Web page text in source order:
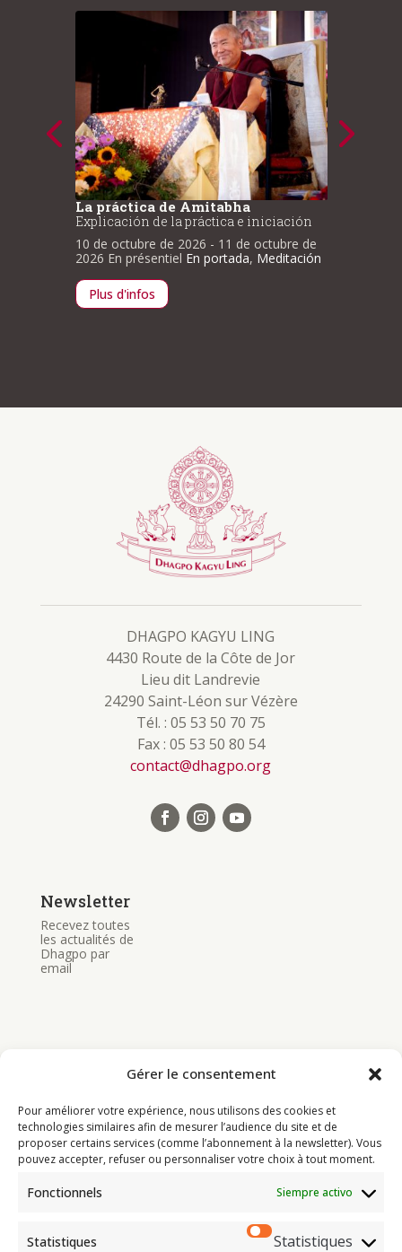
Gérer le consentement
Pour améliorer votre expérience, nous utilisons des cookies et
technologies similaires afin de mesurer l’audience du site et de
proposer certains services (comme l’abonnement à la newsletter). Vous
pouvez accepter, refuser ou personnaliser votre choix à tout moment.
Fonctionnels Siempre activo
Statistiques Statistiques
La práctica de Amitabha
Explicación de la práctica e iniciación
10 de octubre de 2026 - 11 de octubre de
2026 En présentiel En portada, Meditación
Plus d'infos
DHAGPO KAGYU LING
4430 Route de la Côte de Jor
Lieu dit Landrevie
24290 Saint-Léon sur Vézère
Tél. : 05 53 50 70 75
Fax : 05 53 50 80 54
contact@dhagpo.org
Newsletter
Recevez toutes
les actualités de
Dhagpo par
email
Programme
Actualités
Ressources
Infos pratiques